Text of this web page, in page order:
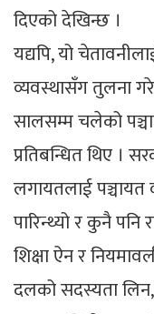
दिएको देखिन्छ ।
यद्यपि, यो
व्यवस्थासँग तुलना
सालसम्म चलेको
प्रतिबन्धित थिए ।
लगायतलाई पञ्चायत
पारिन्थ्यो र कुनै पनि
शिक्षा ऐन र
दलको सदस्यता लिन,